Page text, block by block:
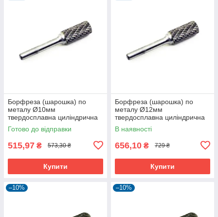
Борфреза (шарошка) по
металу Ø10мм
твердосплавна циліндрична
форма А
Готово до відправки
515,97 ₴ 573,30 ₴
Купити
Борфреза (шарошка) по
металу Ø12мм
твердосплавна циліндрична
форма А
В наявності
656,10 ₴ 729 ₴
Купити
–10% –10%